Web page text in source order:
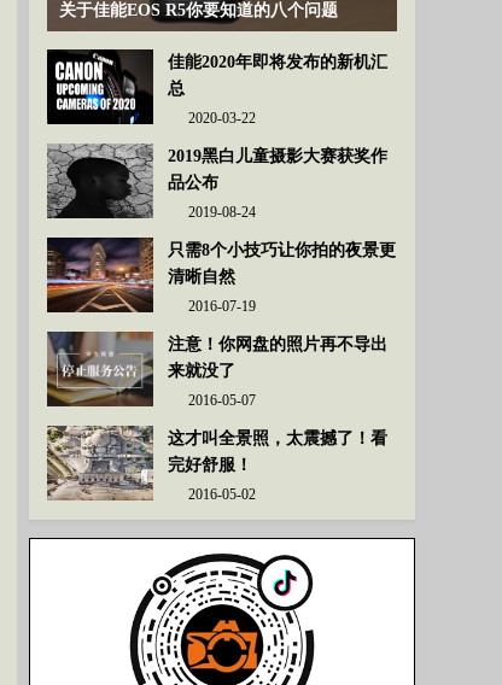
关于佳能EOS R5你要知道的八个问题
佳能2020年即将发布的新机汇
总
2020-03-22
2019黑白儿童摄影大赛获奖作
品公布
2019-08-24
只需8个小技巧让你拍的夜景更
清晰自然
2016-07-19
注意！你网盘的照片再不导出
来就没了
2016-05-07
这才叫全景照，太震撼了！看
完好舒服！
2016-05-02